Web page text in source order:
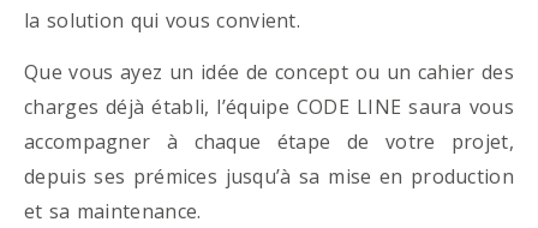
la solution qui vous convient.
Que vous ayez un idée de concept ou un cahier des
charges déjà établi, l’équipe CODE LINE saura vous
accompagner à chaque étape de votre projet,
depuis ses prémices jusqu’à sa mise en production
et sa maintenance.